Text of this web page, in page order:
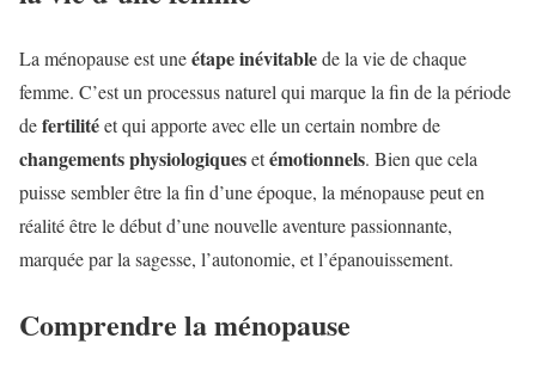
La ménopause est uneétape inévitablede la vie de chaque
femme. C’est un processus naturel qui marque la fin de la période
defertilitéet qui apporte avec elle un certain nombre de
changements physiologiquesetémotionnels. Bien que cela
puisse sembler être la fin d’une époque, la ménopause peut en
réalité être le début d’une nouvelle aventure passionnante,
marquée par la sagesse, l’autonomie, et l’épanouissement.
Comprendre la ménopause